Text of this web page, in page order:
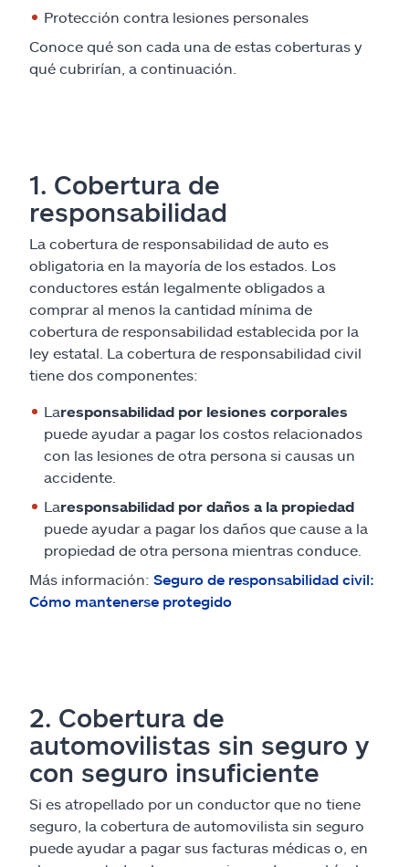
Protección contra lesiones personales
Conoce qué son cada una de estas coberturas y
qué cubrirían, a continuación.
1. Cobertura de
responsabilidad
La cobertura de responsabilidad de auto es
obligatoria en la mayoría de los estados. Los
conductores están legalmente obligados a
comprar al menos la cantidad mínima de
cobertura de responsabilidad establecida por la
ley estatal. La cobertura de responsabilidad civil
tiene dos componentes:
Laresponsabilidad por lesiones corporales
puede ayudar a pagar los costos relacionados
con las lesiones de otra persona si causas un
accidente.
Laresponsabilidad por daños a la propiedad
puede ayudar a pagar los daños que cause a la
propiedad de otra persona mientras conduce.
Más información: Seguro de responsabilidad civil:
Cómo mantenerse protegido
2. Cobertura de
automovilistas sin seguro y
con seguro insuficiente
Si es atropellado por un conductor que no tiene
seguro, la cobertura de automovilista sin seguro
puede ayudar a pagar sus facturas médicas o, en